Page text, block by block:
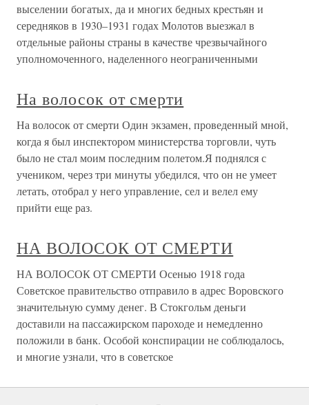
выселении богатых, да и многих бедных крестьян и
середняков в 1930–1931 годах Молотов выезжал в
отдельные районы страны в качестве чрезвычайного
уполномоченного, наделенного неограниченными
На волосок от смерти
На волосок от смерти Один экзамен, проведенный мной,
когда я был инспектором министерства торговли, чуть
было не стал моим последним полетом.Я поднялся с
учеником, через три минуты убедился, что он не умеет
летать, отобрал у него управление, сел и велел ему
прийти еще раз.
НА ВОЛОСОК ОТ СМЕРТИ
НА ВОЛОСОК ОТ СМЕРТИ Осенью 1918 года
Советское правительство отправило в адрес Воровского
значительную сумму денег. В Стокгольм деньги
доставили на пассажирском пароходе и немедленно
положили в банк. Особой конспирации не соблюдалось,
и многие узнали, что в советское